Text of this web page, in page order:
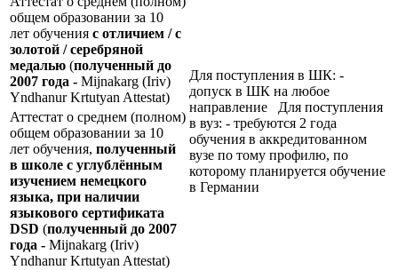
общем образовании за 10
лет обучения с отличием / с
золотой / серебряной
медалью (полученный до
2007 года - Mijnakarg (Iriv)
Yndhanur Krtutyan Attestat)
Для поступления в ШК: -
допуск в ШК на любое
направление Для поступления
в вуз: - требуются 2 года
обучения в аккредитованном
вузе по тому профилю, по
которому планируется обучение
в Германии
Аттестат о среднем (полном)
общем образовании за 10
лет обучения, полученный
в школе с углублённым
изучением немецкого
языка, при наличии
языкового сертификата
DSD (полученный до 2007
года - Mijnakarg (Iriv)
Yndhanur Krtutyan Attestat)